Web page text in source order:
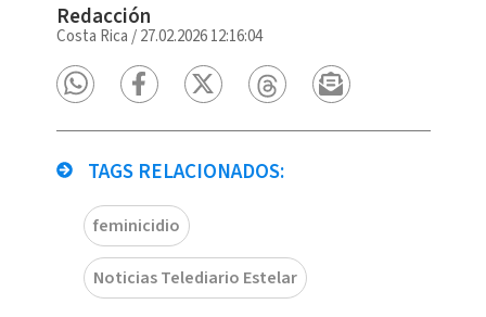
Redacción
Costa Rica /27.02.2026 12:16:04
TAGS RELACIONADOS:
feminicidio
Noticias Telediario Estelar